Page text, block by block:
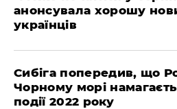
анонсувала хорошу
українців
Сибіга попередив, що
Чорному морі
події 2022 року